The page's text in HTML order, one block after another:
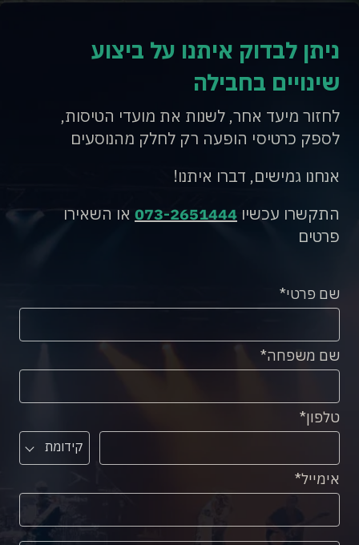
ניתן לבדוק איתנו על ביצוע
שינויים בחבילה
לחזור מיעד אחר, לשנות את מועדי הטיסות,
לספק כרטיסי הופעה רק לחלק מהנוסעים
אנחנו גמישים, דברו איתנו!
התקשרו עכשיו 073-2651444 או השאירו
פרטים
שם פרטי
שם משפחה
טלפון
קידומת
אימייל